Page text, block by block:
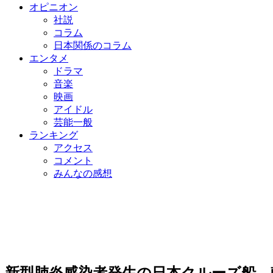
オピニオン
社説
コラム
日本関係のコラム
エンタメ
ドラマ
音楽
映画
アイドル
芸能一般
ランキング
アクセス
コメント
みんなの感想